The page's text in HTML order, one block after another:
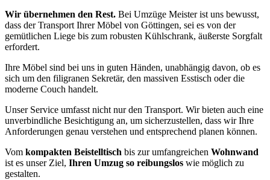
Wir übernehmen den Rest. Bei Umzüge Meister ist uns bewusst,
dass der Transport Ihrer Möbel von Göttingen, sei es von der
gemütlichen Liege bis zum robusten Kühlschrank, äußerste Sorgfalt
erfordert.
Ihre Möbel sind bei uns in guten Händen, unabhängig davon, ob es
sich um den filigranen Sekretär, den massiven Esstisch oder die
moderne Couch handelt.
Unser Service umfasst nicht nur den Transport. Wir bieten auch eine
unverbindliche Besichtigung an, um sicherzustellen, dass wir Ihre
Anforderungen genau verstehen und entsprechend planen können.
Vom kompakten Beistelltisch bis zur umfangreichen Wohnwand
ist es unser Ziel, Ihren Umzug so reibungslos wie möglich zu
gestalten.